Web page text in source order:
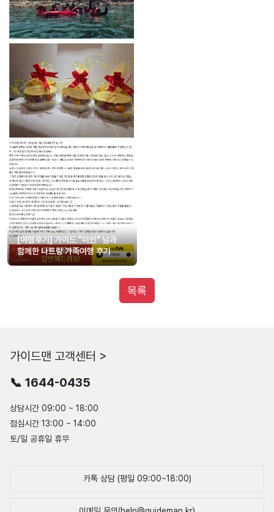
[여행후기] 가이드 "미인" 님과
함께한 나트랑 가족여행 후기
목록
가이드맨 고객센터 >
📞 1644-0435
상담시간 09:00 ~ 18:00
점심시간 13:00 ~ 14:00
토/일 공휴일 휴무
카톡 상담 (평일 09:00~18:00)